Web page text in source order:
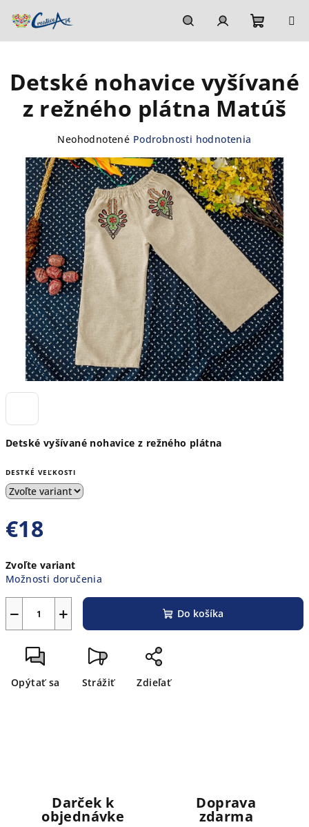
HľadaťPrihlásenie
košík
Detské vyšívané nohavice z režného plátna
DESTKÉ VEĽKOSTI
€18
cena:
Zvoľte variant
Možnosti doručenia
+
− Do košíka
Opýtať sa Strážiť Zdieľať
Detské nohavice vyšívané
z režného plátna Matúš
produktu
hviezdičiek.
Neohodnotené Podrobnosti hodnotenia
Darček k
objednávke
Doprava
zdarma